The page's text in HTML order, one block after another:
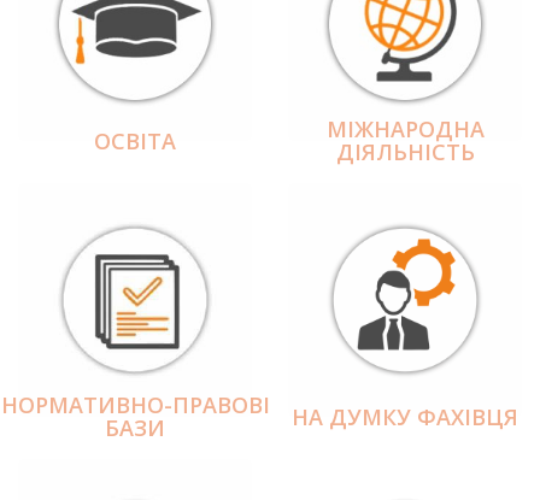
ОСВІТА МІЖНАРОДНА
ДІЯЛЬНІCТЬ
НОРМАТИВНО-ПРАВОВІ
БАЗИ НА ДУМКУ ФАХІВЦЯ